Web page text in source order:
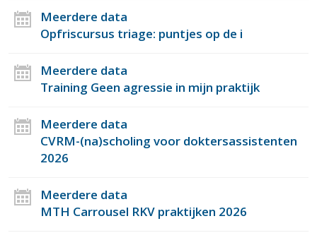
Meerdere data
Opfriscursus triage: puntjes op de i
Meerdere data
Training Geen agressie in mijn praktijk
Meerdere data
CVRM-(na)scholing voor doktersassistenten
2026
Meerdere data
MTH Carrousel RKV praktijken 2026